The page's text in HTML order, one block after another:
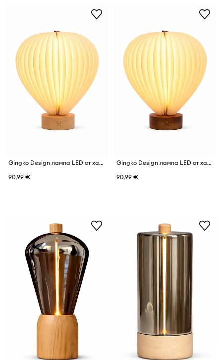
Gingko Design лампа LED от хартия 18,2 x 7,2 x 20 cm
90,99 €
Gingko Design лампа LED от хартия 18,2 x 7,2 x 20 cm
90,99 €